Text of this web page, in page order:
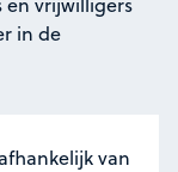
in de
van